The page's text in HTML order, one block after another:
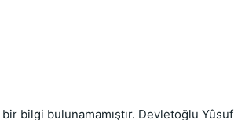
bilgi bulunamamıştır. Devletoğlu Yûsuf